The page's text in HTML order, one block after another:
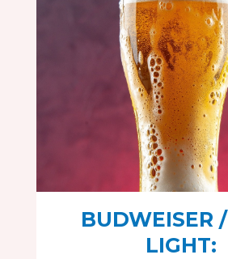
BUDWEISER
LIGHT: